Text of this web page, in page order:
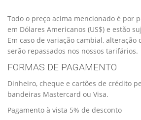
Todo o preço acima mencionado é por
em Dólares Americanos (US$) e estão
Em caso de variação cambial, alteração
serão repassados nos nossos tarifários.
FORMAS DE PAGAMENTO
Dinheiro, cheque e cartões de crédito
bandeiras Mastercard ou Visa.
Pagamento à vista 5% de desconto